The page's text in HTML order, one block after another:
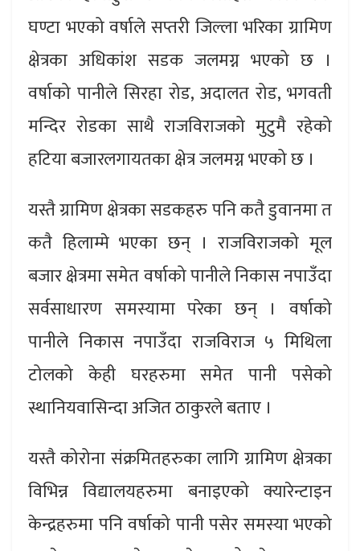
घण्टा भएको वर्षाले सप्तरी जिल्ला भरिका ग्रामिण
क्षेत्रका अधिकांश सडक जलमग्न भएको छ ।
वर्षाको पानीले सिरहा रोड, अदालत रोड, भगवती
मन्दिर रोडका साथै राजविराजको मुटुमै रहेको
हटिया बजारलगायतका क्षेत्र जलमग्न भएको छ ।
यस्तै ग्रामिण क्षेत्रका सडकहरु पनि कतै डुवानमा त
कतै हिलाम्मे भएका छन् । राजविराजको मूल
बजार क्षेत्रमा समेत वर्षाको पानीले निकास नपाउँदा
सर्वसाधारण समस्यामा परेका छन् । वर्षाको
पानीले निकास नपाउँदा राजविराज ५ मिथिला
टोलको केही घरहरुमा समेत पानी पसेको
स्थानियवासिन्दा अजित ठाकुरले बताए ।
यस्तै कोरोना संक्रमितहरुका लागि ग्रामिण क्षेत्रका
विभिन्न विद्यालयहरुमा बनाइएको क्यारेन्टाइन
केन्द्रहरुमा पनि वर्षाको पानी पसेर समस्या भएको